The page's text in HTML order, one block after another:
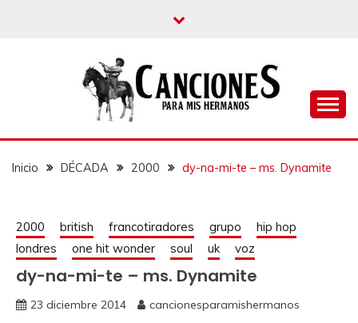
CANCIONES PARA
MIS HERMANOS
Inicio DÉCADA 2000 dy-na-mi-te – ms. Dynamite
2000 british francotiradores grupo
hip hop
londres
one hit wonder soul uk voz
dy-na-mi-te – ms. Dynamite
23 diciembre 2014 cancionesparamishermanos